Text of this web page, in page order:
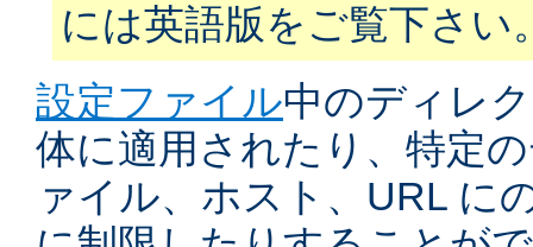
には英語版をご覧下さい
設定ファイル中のディレ
体に適用されたり、特定
ァイル、ホスト、URL に